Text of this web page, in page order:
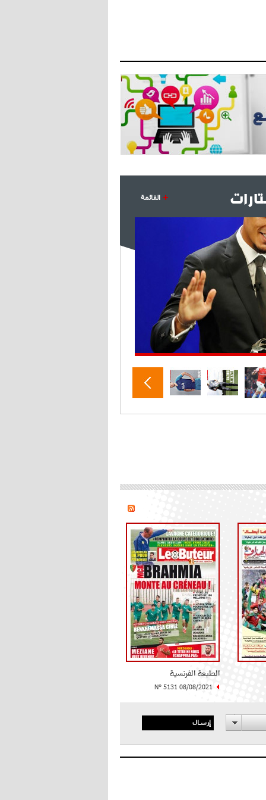
15:10
- 2021/08/04
اجتماع حاسم لإدارة ميلان مع نظيرتها
من الريال للفصل في صفقة إيسكو
14:50
- 2021/08/04
البياسجي عرض على مبابي راتبا خياليا
لوكاتيلي يؤكد نيته في الانتقال إلى
18:10
- 2021/07/25
أنشيلوتي يصر على جلب كيليني
وقدوم الإيطالي يقترب
القائمة
الطبعة الفرنسية
N° 5131 08/08/2021
إرسال